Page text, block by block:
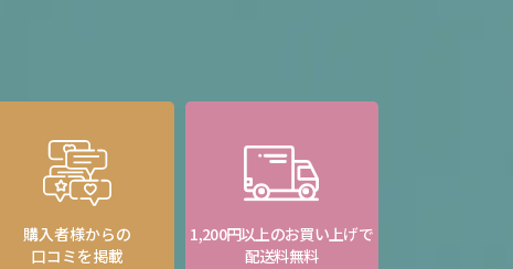
購入者様からの
口コミを掲載
1,200円以上のお買い上げで
配送料無料